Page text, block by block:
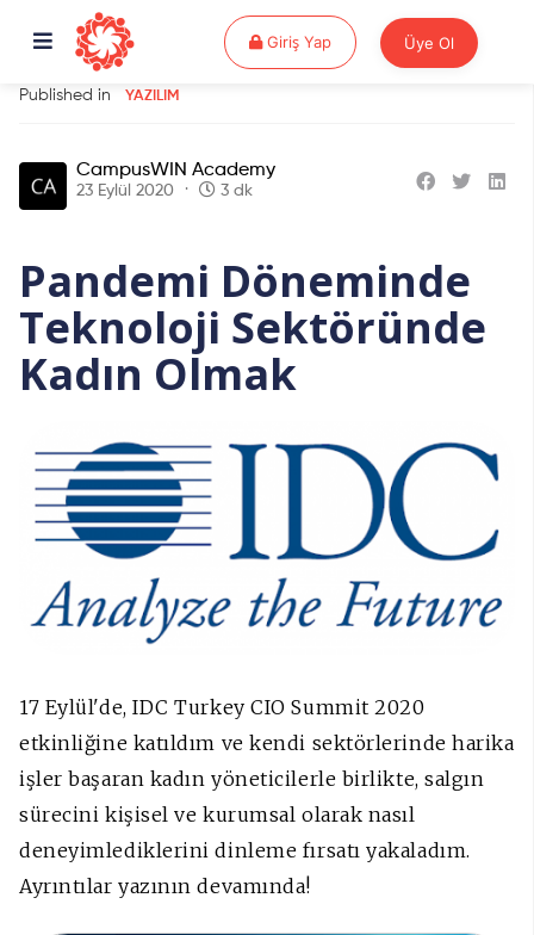
Giriş YapGiriş Yap Üye Ol
Published in YAZILIM
CampusWIN Academy
23 Eylül 2020 3 dk
Pandemi Döneminde
Teknoloji Sektöründe
Kadın Olmak
17 Eylül'de, IDC Turkey CIO Summit 2020
etkinliğine katıldım ve kendi sektörlerinde harika
işler başaran kadın yöneticilerle birlikte, salgın
sürecini kişisel ve kurumsal olarak nasıl
deneyimlediklerini dinleme fırsatı yakaladım.
Ayrıntılar yazının devamında!